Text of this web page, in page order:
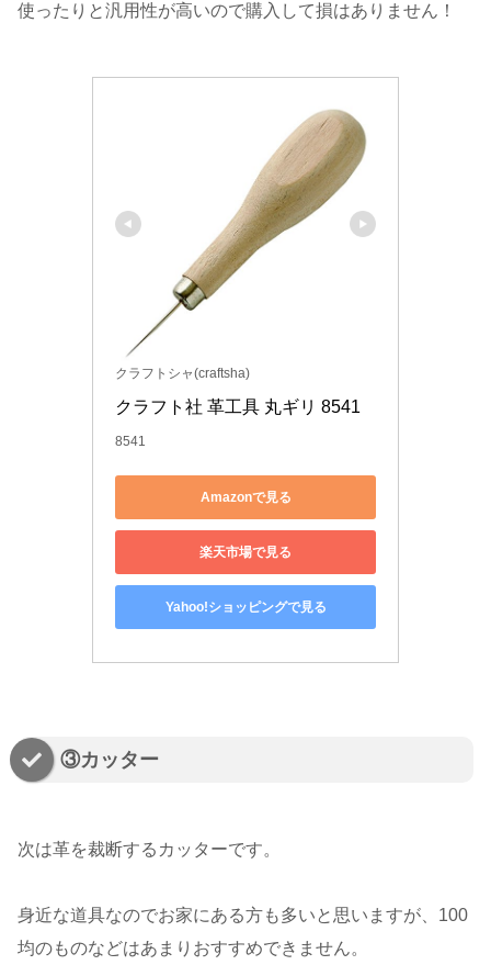
使ったりと汎用性が高いので購入して損はありません！
クラフトシャ(craftsha)
クラフト社 革工具 丸ギリ 8541
8541
Amazonで見る
楽天市場で見る
Yahoo!ショッピングで見る
③カッター
次は革を裁断するカッターです。
身近な道具なのでお家にある方も多いと思いますが、100
均のものなどはあまりおすすめできません。